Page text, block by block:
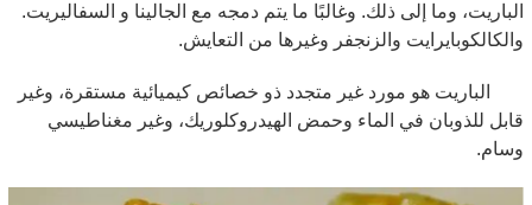
الباريت، وما إلى ذلك. وغالبًا ما يتم دمجه مع الجالينا و السفاليريت.
والكالكوبايرايت والزنجفر وغيرها من التعايش.
الباريت هو مورد غير متجدد ذو خصائص كيميائية مستقرة، وغير
قابل للذوبان في الماء وحمض الهيدروكلوريك، وغير مغناطيسي
وسام.